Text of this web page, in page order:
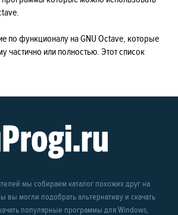
по функционалу на GNU Octave, которые
частично или полностью. Этот список
мы собираем каталог похожих друг на
вы могли подобрать альтернативу и скачать
популярные программы для Windows,